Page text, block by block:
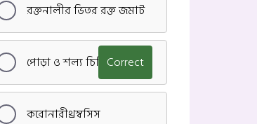
রক্তনালীর ভিতর রক্ত জমাট
পোড়া ও শল্য চিকিৎসাCorrect
করোনারীথ্রম্বসিস